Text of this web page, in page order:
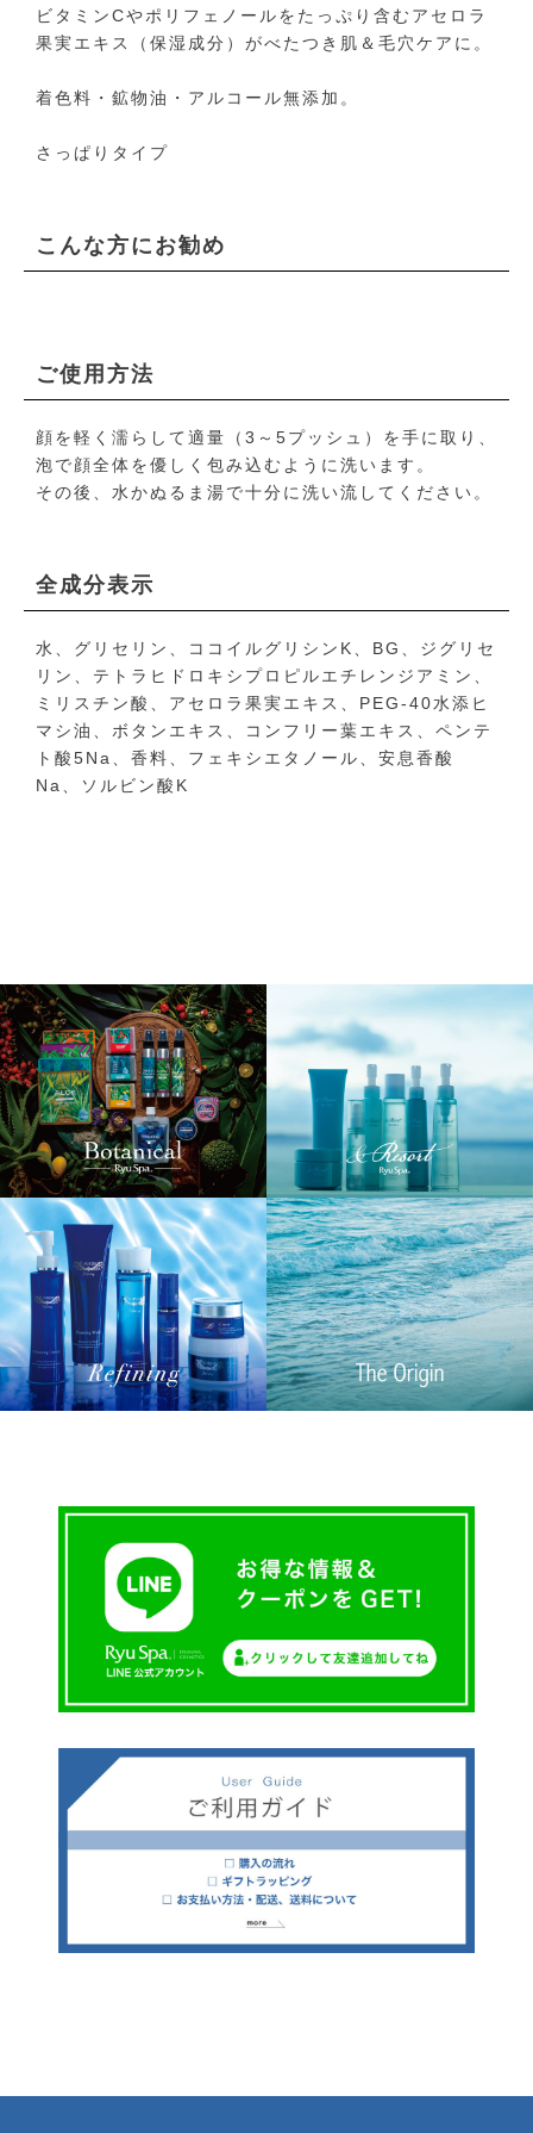
ビタミンCやポリフェノールをたっぷり含むアセロラ
果実エキス（保湿成分）がべたつき肌＆毛穴ケアに。
着色料・鉱物油・アルコール無添加。
さっぱりタイプ
こんな方にお勧め
ご使用方法
顔を軽く濡らして適量（3～5プッシュ）を手に取り、
泡で顔全体を優しく包み込むように洗います。
その後、水かぬるま湯で十分に洗い流してください。
全成分表示
水、グリセリン、ココイルグリシンK、BG、ジグリセ
リン、テトラヒドロキシプロピルエチレンジアミン、
ミリスチン酸、アセロラ果実エキス、PEG-40水添ヒ
マシ油、ボタンエキス、コンフリー葉エキス、ペンテ
ト酸5Na、香料、フェキシエタノール、安息香酸
Na、ソルビン酸K